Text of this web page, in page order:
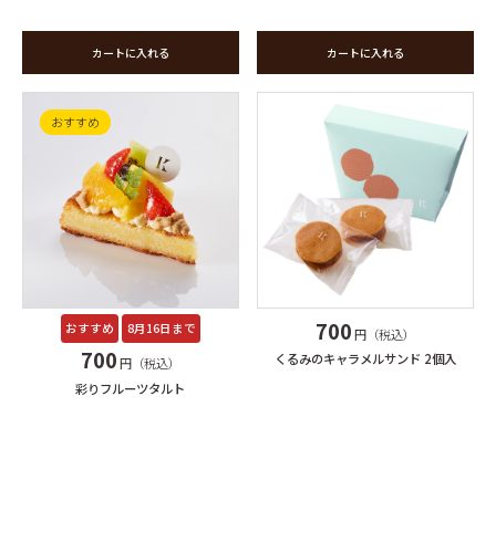
カートに入れる カートに入れる
おすすめ
おすすめ 8月16日まで
700円（税込）
彩りフルーツタルト
700円（税込）
くるみのキャラメルサンド 2個入